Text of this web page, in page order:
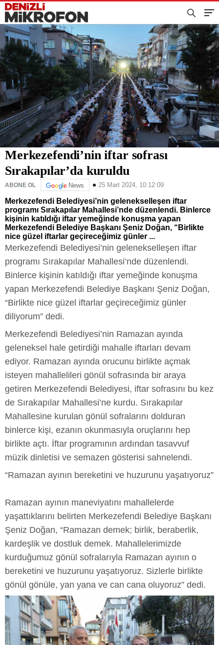
Merkezefendi’nin iftar sofrası
Sırakapılar’da kuruldu
ABONE OL News 25 Mart 2024, 10:12:09
Merkezefendi Belediyesi’nin gelenekselleşen iftar
programı Sırakapılar Mahallesi’nde düzenlendi. Binlerce
kişinin katıldığı iftar yemeğinde konuşma yapan
Merkezefendi Belediye Başkanı Şeniz Doğan, “Birlikte
nice güzel iftarlar geçireceğimiz günler ...
Merkezefendi Belediyesi’nin gelenekselleşen iftar
programı Sırakapılar Mahallesi’nde düzenlendi.
Binlerce kişinin katıldığı iftar yemeğinde konuşma
yapan Merkezefendi Belediye Başkanı Şeniz Doğan,
“Birlikte nice güzel iftarlar geçireceğimiz günler
diliyorum” dedi.
Merkezefendi Belediyesi’nin Ramazan ayında
geleneksel hale getirdiği mahalle iftarları devam
ediyor. Ramazan ayında orucunu birlikte açmak
isteyen mahallelileri gönül sofrasında bir araya
getiren Merkezefendi Belediyesi, iftar sofrasını bu kez
de Sırakapılar Mahallesi’ne kurdu. Sırakapılar
Mahallesine kurulan gönül sofralarını dolduran
binlerce kişi, ezanın okunmasıyla oruçlarını hep
birlikte açtı. İftar programının ardından tasavvuf
müzik dinletisi ve semazen gösterisi sahnelendi.
“Ramazan ayının bereketini ve huzurunu yaşatıyoruz”
Ramazan ayının maneviyatını mahallelerde
yaşattıklarını belirten Merkezefendi Belediye Başkanı
Şeniz Doğan, “Ramazan demek; birlik, beraberlik,
kardeşlik ve dostluk demek. Mahallelerimizde
kurduğumuz gönül sofralarıyla Ramazan ayının o
bereketini ve huzurunu yaşatıyoruz. Sizlerle birlikte
gönül gönüle, yan yana ve can cana oluyoruz” dedi.